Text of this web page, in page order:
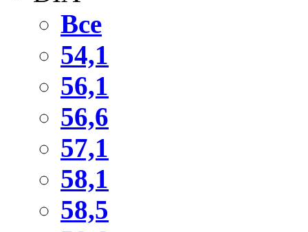
Все
54,1
56,1
56,6
57,1
58,1
58,5